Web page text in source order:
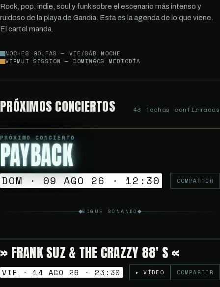
Rock, pop, indie, soul y funk sobre el escenario más intenso y
ruidoso de la playa de Gandia. Esta es la agenda de lo que viene.
El cartel manda.
NOCHES GOLFAS — VIE/SÁB NOCHE
VERMUT SESSION — DOMINGOS MEDIODÍA
PRÓXIMOS CONCIERTOS 43 fechas confirmadas
VERMUT SESSION
PRÓXIMO CONCIERTO
PAYBACK
DOM · 09 AGO 26 · 12:30 COMPARTIR
SIGUE SONANDO
NOCHES GOLFAS
» FRANK SUZ & THE CRAZZY 88′ S «
VIE · 14 AGO 26 · 23:30 ▸ VÍDEO COMPARTIR